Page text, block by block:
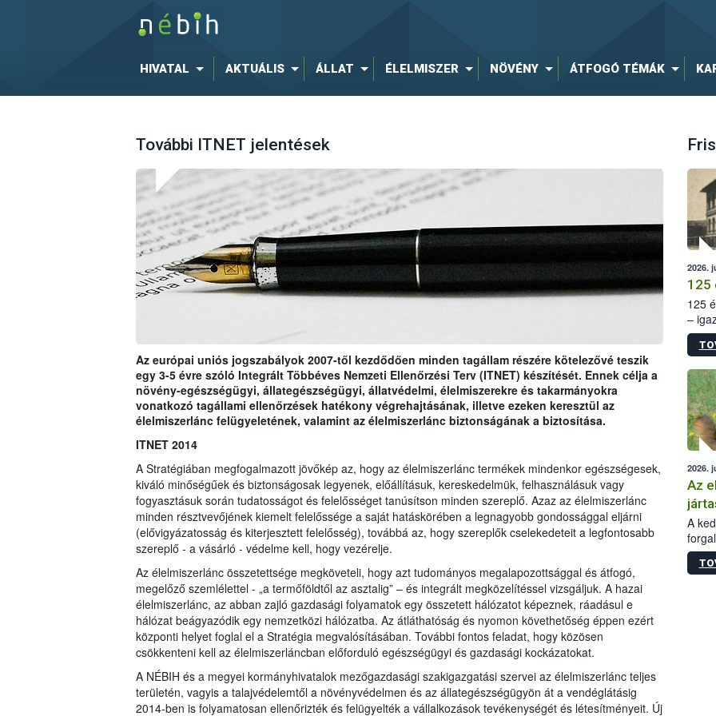
HIVATAL AKTUÁLIS ÁLLAT ÉLELMISZER NÖVÉNY ÁTFOGÓ TÉMÁK
További ITNET jelentések
Az európai uniós jogszabályok 2007-től kezdődően minden tagállam részére kötelezővé teszik
egy 3-5 évre szóló Integrált Többéves Nemzeti Ellenőrzési Terv (ITNET) készítését. Ennek célja a
növény-egészségügyi, állategészségügyi, állatvédelmi, élelmiszerekre és takarmányokra
vonatkozó tagállami ellenőrzések hatékony végrehajtásának, illetve ezeken keresztül az
élelmiszerlánc felügyeletének, valamint az élelmiszerlánc biztonságának a biztosítása.
ITNET 2014
A Stratégiában megfogalmazott jövőkép az, hogy az élelmiszerlánc termékek mindenkor egészségesek,
kiváló minőségűek és biztonságosak legyenek, előállításuk, kereskedelmük, felhasználásuk vagy
fogyasztásuk során tudatosságot és felelősséget tanúsítson minden szereplő. Azaz az élelmiszerlánc
minden résztvevőjének kiemelt felelőssége a saját hatáskörében a legnagyobb gondossággal eljárni
(elővigyázatosság és kiterjesztett felelősség), továbbá az, hogy szereplők cselekedeteit a legfontosabb
szereplő - a vásárló - védelme kell, hogy vezérelje.
Az élelmiszerlánc összetettsége megköveteli, hogy azt tudományos megalapozottsággal és átfogó,
megelőző szemlélettel - „a termőföldtől az asztalig” – és integrált megközelítéssel vizsgáljuk. A hazai
élelmiszerlánc, az abban zajló gazdasági folyamatok egy összetett hálózatot képeznek, ráadásul e
hálózat beágyazódik egy nemzetközi hálózatba. Az átláthatóság és nyomon követhetőség éppen ezért
központi helyet foglal el a Stratégia megvalósításában. További fontos feladat, hogy közösen
csökkenteni kell az élelmiszerláncban előforduló egészségügyi és gazdasági kockázatokat.
A NÉBIH és a megyei kormányhivatalok mezőgazdasági szakigazgatási szervei az élelmiszerlánc teljes
területén, vagyis a talajvédelemtől a növényvédelmen és az állategészségügyön át a vendéglátásig
2014-ben is folyamatosan ellenőrizték és felügyelték a vállalkozások tevékenységét és létesítményeit. Új
2026.
125
125
–
15.
2026.
Az
A